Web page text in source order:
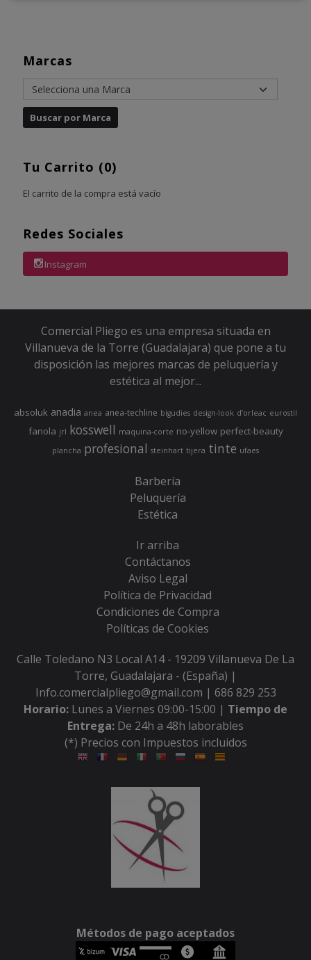
Marcas
Tu Carrito (0)
El carrito de la compra está vacío
Redes Sociales
Instagram
Comercial Pliego es una empresa situada en
Villanueva de la Torre (Guadalajara) que pone a tu
disposición las mejores marcas de peluquería y
estética al mejor...
absoluk anadia anea anea-techline bigudies design-look d’orleac eurostil
fanola jrl kosswell maquina-corte no-yellow perfect-beauty
plancha profesional steinhart tijera tinte ufaes
Barbería
Peluquería
Estética
Ir arriba
Contáctanos
Aviso Legal
Política de Privacidad
Condiciones de Compra
Políticas de Cookies
Calle Toledano N3 Local A14 - 19209 Villanueva De La
Torre, Guadalajara - (España) |
Info.comercialpliego@gmail.com | 686 829 253
Horario: Lunes a Viernes 09:00-15:00 | Tiempo de
Entrega: De 24h a 48h laborables
(*) Precios con Impuestos incluidos
Métodos de pago aceptados